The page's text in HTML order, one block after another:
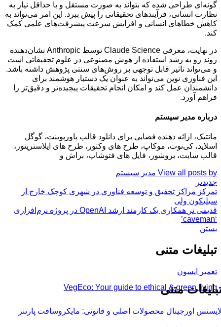
گونه‌ای طراحی شده که بتواند به صورت مستقل و با حداقل نیاز به
نظارت انسانی، فرآیندهای تحقیقاتی را پیش ببرد. این امر می‌تواند به
کاهش خطاهای انسانی و افزایش سرعت پیشرفت‌های علمی کمک
کند.
در نهایت، معرفی Claude Science توسط Anthropic نشان‌دهنده
روند رو به رشد استفاده از هوش مصنوعی در علوم تحقیقاتی است
و می‌تواند تاثیر قابل توجهی بر روش‌های سنتی پژوهش داشته باشد.
این فناوری نوین می‌تواند به عنوان یک دستیار هوشمند برای
دانشمندان عمل کند و امکان انجام تحقیقات پیچیده‌تر و دقیق‌تر را
فراهم آورد.
درباره مدیر سیستم
مانتیک، ارائه دهنده فضایی برای دانلود قالب پاورپوینت، گوگل
اسلاید، کی‌نوت، موکاپ، طرح های وکتور، طرح های ایلاستریتور،
قالب سایت، بروشور، فایل های فتوشاپ، براش و
View all posts by مدیر سیستم
جدیدتر
تمرکز مراکز تحقیق و توسعه فناوری در شهری کوچک خارج از
سیلیکون ولی
قدیمی تر
همکاری یک کارمند ارشد OpenAI در پروژه نرم‌افزاری
‘caveman’
بستن
تبلیغات متنی
تعمیر اپسون
VegEco: Your guide to ethical & green living
متنی
اورجینال محصولات اصلی و قانونی: مایکروسافت پارتنر